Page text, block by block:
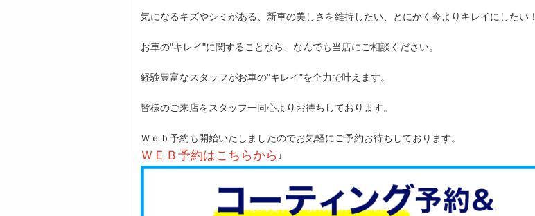
気になるキズやシミがある、新車の美しさを維持したい、とにかく今よりキレイにしたい！
お車の"キレイ"に関することなら、なんでも当店にご相談ください。
経験豊富なスタッフがお車の"キレイ"を全力で叶えます。
皆様のご来店をスタッフ一同心よりお待ちしております。
Ｗｅｂ予約も開始いたしましたのでお気軽にご予約お待ちしております。
ＷＥＢ予約はこちらから ↓